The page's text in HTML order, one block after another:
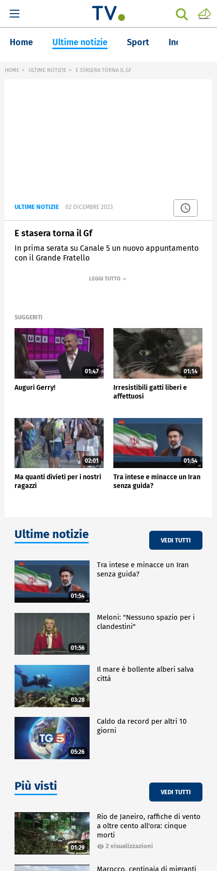
Home Ultime notizie Sport Inchieste
HOME ULTIME NOTIZIE E STASERA TORNA IL GF
ULTIME NOTIZIE 02 DICEMBRE 2023
E stasera torna il Gf
In prima serata su Canale 5 un nuovo appuntamento
con il Grande Fratello
SUGGERITI
01:47
Auguri Gerry!
01:14
Irresistibili gatti liberi e
affettuosi
02:01
Ma quanti divieti per i nostri
ragazzi
01:54
Tra intese e minacce un Iran
senza guida?
Ultime notizie VEDI TUTTI
01:54
Tra intese e minacce un Iran
senza guida?
01:56
Meloni: "Nessuno spazio per i
clandestini"
03:28
Il mare è bollente alberi salva
città
05:26
Caldo da record per altri 10
giorni
Più visti VEDI TUTTI
01:29
Rio de Janeiro, raffiche di vento
a oltre cento all'ora: cinque
morti
2 visualizzazioni
Marocco, centinaia di migranti